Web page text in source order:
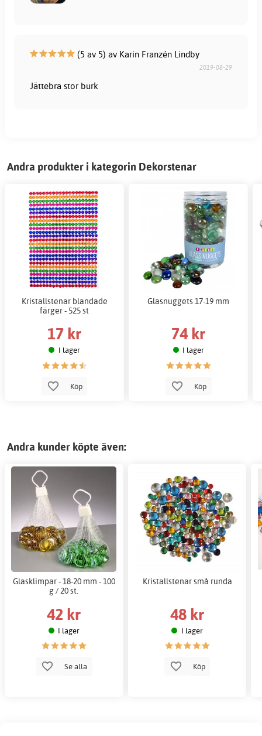
(5 av 5) av Karin Franzén Lindby
2019-08-29
Jättebra stor burk
Andra produkter i kategorin Dekorstenar
Kristallstenar blandade
färger - 525 st
17 kr
I lager
Köp
Glasnuggets 17-19 mm
74 kr
I lager
Köp
Andra kunder köpte även:
Glasklimpar - 18-20 mm - 100
g / 20 st.
42 kr
I lager
Se alla
Kristallstenar små runda
48 kr
I lager
Köp